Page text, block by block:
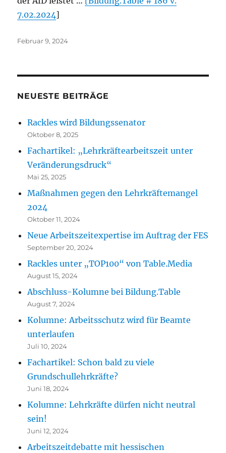
7.02.2024]
Veröffentlicht
Februar 9, 2024
NEUESTE BEITRÄGE
Rackles wird Bildungssenator
Oktober 8, 2025
Fachartikel: „Lehrkräftearbeitszeit unter
Veränderungsdruck“
Mai 25, 2025
Maßnahmen gegen den Lehrkräftemangel
2024
Oktober 11, 2024
Neue Arbeitszeitexpertise im Auftrag der FES
September 20, 2024
Rackles unter „TOP100“ von Table.Media
August 15, 2024
Abschluss-Kolumne bei Bildung.Table
August 7, 2024
Kolumne: Arbeitsschutz wird für Beamte
unterlaufen
Juli 10, 2024
Fachartikel: Schon bald zu viele
Grundschullehrkräfte?
Juni 18, 2024
Kolumne: Lehrkräfte dürfen nicht neutral
sein!
Juni 12, 2024
Arbeitszeitdebatte mit hessischen